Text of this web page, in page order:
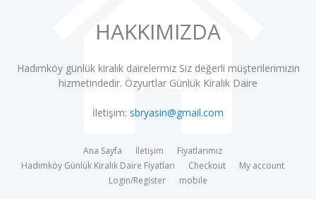
HAKKIMIZDA
Hadımköy günlük kiralık dairelermiz Siz değerli müşterilerimizin
hizmetindedir. Özyurtlar Günlük Kiralık Daire
İletişim: sbryasin@gmail.com
Ana Sayfa İletişim
Fiyatlarımız
Hadımköy Günlük Kiralık Daire Fiyatları
Checkout
My account
Login/Register
mobile